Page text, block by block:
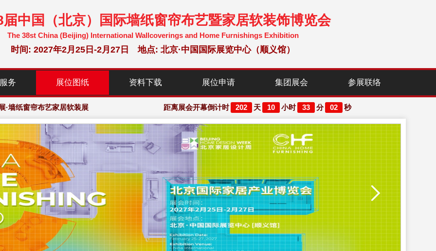
届中国（北京）国际墙纸窗帘布艺暨家居软装饰博览会
The 38st China (Beijing) International Wallcoverings and Home Furnishings Exhibition
时间: 2027年2月25日-2月27日 地点: 北京·中国国际展览中心（顺义馆）
务 展位图纸 资料下载 展位申请 集团展会 参展联络
参展企业，150,000+专业观众
·墙纸窗帘布艺家居软装展
参展企业，150,000+专业观众
软装博览会·组委会大会网站
距离展会开幕倒计时 202 天 10 小时 33 分 00 秒